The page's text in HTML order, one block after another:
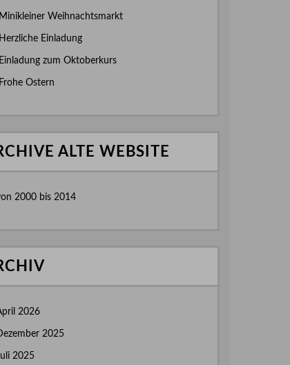
Minikleiner Weihnachtsmarkt
Herzliche Einladung
Einladung zum Oktoberkurs
Frohe Ostern
ALTE WEBSITE
2000 bis 2014
2026
2025
2025